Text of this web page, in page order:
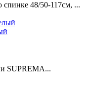
48/50-117см, ...
SUPREMA...